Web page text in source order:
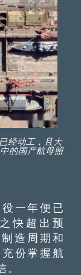
经动工，且大
的国产航母照
一年便已
快超出预
造周期和
份掌握航